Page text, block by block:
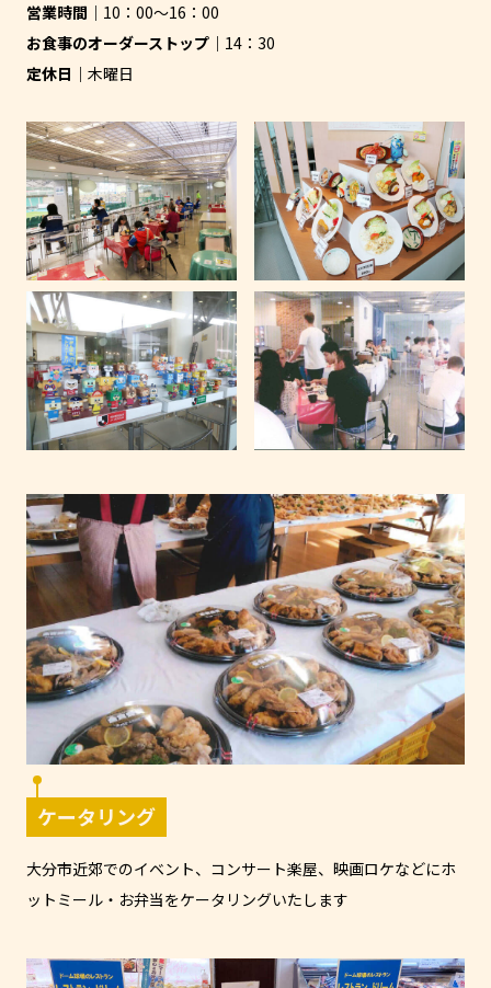
営業時間
10：00～16：00
お食事のオーダーストップ
14：30
定休日
木曜日
ケータリング
大分市近郊でのイベント、コンサート楽屋、映画ロケなどにホ
ットミール・お弁当をケータリングいたします